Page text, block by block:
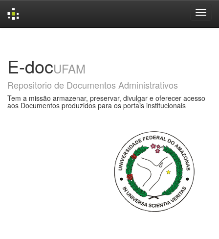
E-docUFAM
Repositorio de Documentos Administrativos
Tem a missão armazenar, preservar, divulgar e oferecer acesso
aos Documentos produzidos para os portais institucionais